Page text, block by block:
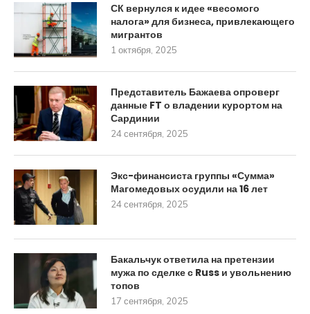
СК вернулся к идее «весомого
налога» для бизнеса, привлекающего
мигрантов
1 октября, 2025
Представитель Бажаева опроверг
данные FT о владении курортом на
Сардинии
24 сентября, 2025
Экс-финансиста группы «Сумма»
Магомедовых осудили на 16 лет
24 сентября, 2025
Бакальчук ответила на претензии
мужа по сделке с Russ и увольнению
топов
17 сентября, 2025